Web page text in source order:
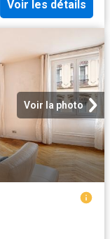
Voir les détails
Voir la photo